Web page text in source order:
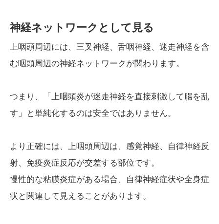
神経ネットワークとして見る
上咽頭周辺には、三叉神経、舌咽神経、迷走神経を含
む咽頭周辺の神経ネットワークが関わります。
つまり、「上咽頭炎が迷走神経を直接刺激して腸を乱
す」と単純化するのは安全ではありません。
より正確には、上咽頭周辺は、感覚神経、自律神経反
射、免疫炎症反応が交差する部位です。
慢性的な粘膜炎症がある場合、自律神経症状や全身症
状と関連して見えることがあります。